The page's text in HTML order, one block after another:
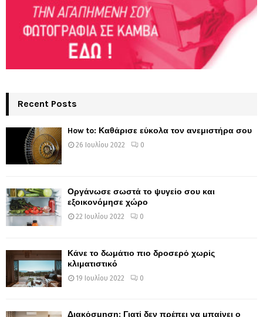
Recent Posts
How to: Καθάρισε εύκολα τον ανεμιστήρα σου
26 Ιουλίου 2022 0
Οργάνωσε σωστά το ψυγείο σου και
εξοικονόμησε χώρο
22 Ιουλίου 2022 0
Κάνε το δωμάτιο πιο δροσερό χωρίς
κλιματιστικό
19 Ιουλίου 2022 0
Διακόσμηση: Γιατί δεν πρέπει να μπαίνει ο